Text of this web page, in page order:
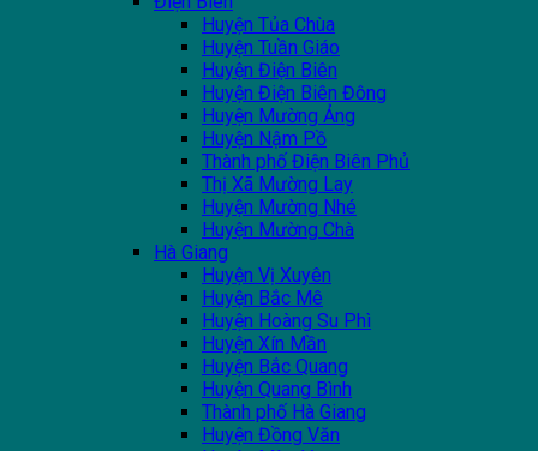
Huyện Tủa Chùa
Huyện Tuần Giáo
Huyện Điện Biên
Huyện Điện Biên Đông
Huyện Mường Ảng
Huyện Nậm Pồ
Thành phố Điện Biên Phủ
Thị Xã Mường Lay
Huyện Mường Nhé
Huyện Mường Chà
Hà Giang
Huyện Vị Xuyên
Huyện Bắc Mê
Huyện Hoàng Su Phì
Huyện Xín Mần
Huyện Bắc Quang
Huyện Quang Bình
Thành phố Hà Giang
Huyện Đồng Văn